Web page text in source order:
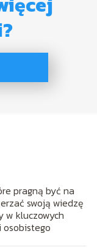
pragną być na
swoją wiedzę
w kluczowych
osobistego